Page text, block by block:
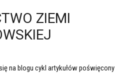
ZIEMI
na blogu cykl artykułów poświęcony